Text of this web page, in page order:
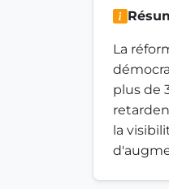
Innovation
Check Some
Get Involved
Become a member:
La
plus de
la